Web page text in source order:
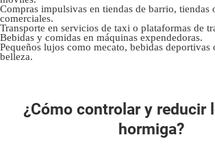
Compras impulsivas en tiendas de barrio, tiendas
comerciales.
Transporte en servicios de taxi o plataformas de
Bebidas y comidas en máquinas expendedoras.
Pequeños lujos como mecato, bebidas deportivas
belleza.
¿Cómo controlar y reducir
hormiga?